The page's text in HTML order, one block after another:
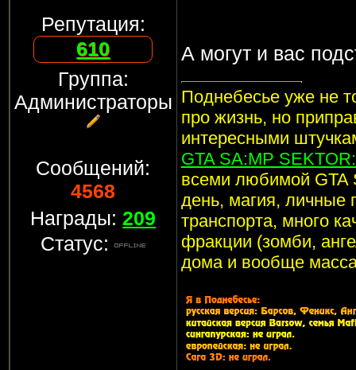
Репутация:
610
Группа:
Администраторы
Сообщений:
4568
Награды:209
Статус:
А могут и вас
Поднебесье уже не
про жизнь, но
интересными
GTA SA:MP
всеми любимой GTA
день, магия, личные
транспорта, много
фракции (зомби,
дома и вообще